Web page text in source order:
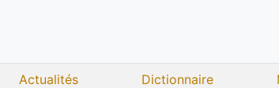
Actualités Dictionnaire